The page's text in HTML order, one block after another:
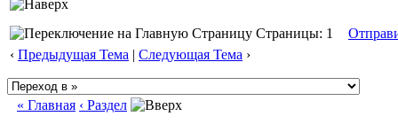
Страницы: 1
‹ Предыдущая Тема | Следующая Тема ›
« Главная ‹ Раздел